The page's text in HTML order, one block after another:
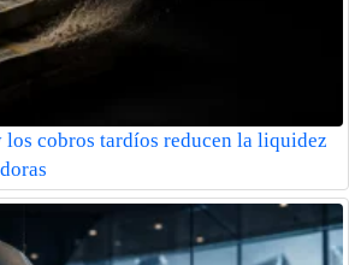
los cobros tardíos reducen la liquidez